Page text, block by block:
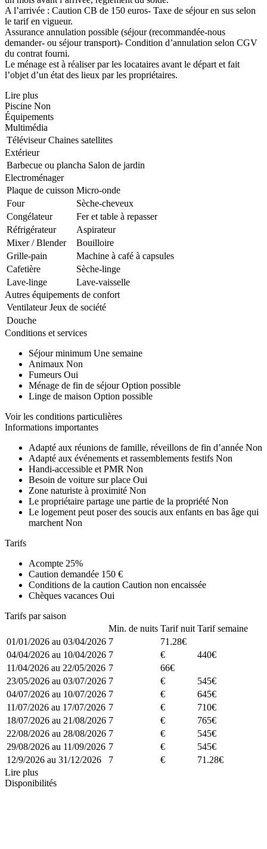
A l’arrivée : Caution CB de 150 euros- Taxe de séjour en sus selon
le tarif en vigueur.
Assurance annulation possible (séjour (recommandée-nous
demander- ou séjour transport)- Condition d’annulation selon CGV
du contrat fourni.
Le ménage est à réaliser par les locataires avant le départ et fait
l’objet d’un état des lieux par les propriétaires.
Lire plus
Piscine Non
Équipements
Multimédia
Téléviseur Chaines satellites
Extérieur
Barbecue ou plancha Salon de jardin
Electroménager
Plaque de cuisson Micro-onde
Four
Sèche-cheveux
Congélateur
Fer et table à repasser
Réfrigérateur
Aspirateur
Mixer / Blender
Bouilloire
Grille-pain
Machine à café à capsules
Cafetière
Sèche-linge
Lave-linge
Lave-vaisselle
Autres équipements de confort
Ventilateur Jeux de société
Douche
Conditions et services
Séjour minimum Une semaine
Animaux Non
Fumeurs Oui
Ménage de fin de séjour Option possible
Linge de maison Option possible
Voir les conditions particulières
Informations importantes
Adapté aux réunions de famille, réveillons de fin d’année Non
Adapté aux événements et rassemblements festifs Non
Handi-accessible et PMR Non
Besoin de voiture sur place Oui
Zone naturiste à proximité Non
Le propriétaire partage une partie de la propriété Non
Le logement peut poser des soucis aux enfants en bas âge qui
marchent Non
Tarifs
Acompte 25%
Caution demandée 150 €
Conditions de la caution Caution non encaissée
Chèques vacances Oui
Tarifs par saison
Min. de nuits Tarif nuit Tarif semaine
01/01/2026 au 03/04/2026 7
71.28€
04/04/2026 au 10/04/2026 7 €
440€
11/04/2026 au 22/05/2026 7
66€
23/05/2026 au 03/07/2026 7 €
545€
04/07/2026 au 10/07/2026 7 €
645€
11/07/2026 au 17/07/2026 7 €
710€
18/07/2026 au 21/08/2026 7 €
765€
22/08/2026 au 28/08/2026 7 €
545€
29/08/2026 au 11/09/2026 7 €
545€
12/9/2026 au 31/12/2026
7 €
71.28€
Lire plus
Disponibilités